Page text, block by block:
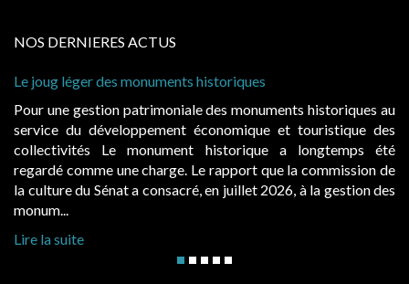
NOS DERNIERES ACTUS
monuments historiques
patrimoniale des monuments historiques au
économique et touristique des
monument historique a longtemps été
une charge. Le rapport que la commission de
a consacré, en juillet 2026, à la gestion des
Evocatrices des
également un
public, elles
d’occupation.